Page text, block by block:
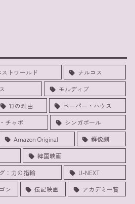
ストワールド
ナルコス
モルディブ
13の理由
ペーパー・ハウス
チャポ
シンガポール
Amazon Original
群像劇
韓国映画
：力の指輪
U-NEXT
ン
伝記映画 アカデミー賞